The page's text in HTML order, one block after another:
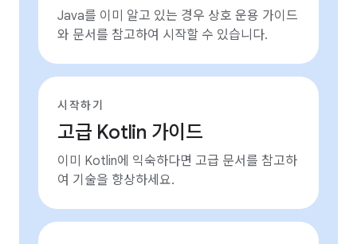
Java를 이미 알고 있는 경우 상호 운용 가이드
와 문서를 참고하여 시작할 수 있습니다.
시작하기
고급 Kotlin 가이드
이미 Kotlin에 익숙하다면 고급 문서를 참고하
여 기술을 향상하세요.